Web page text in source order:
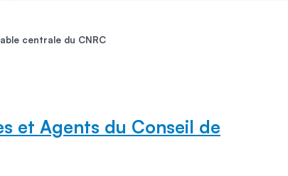
centrale du CNRC
et Agents du Conseil de